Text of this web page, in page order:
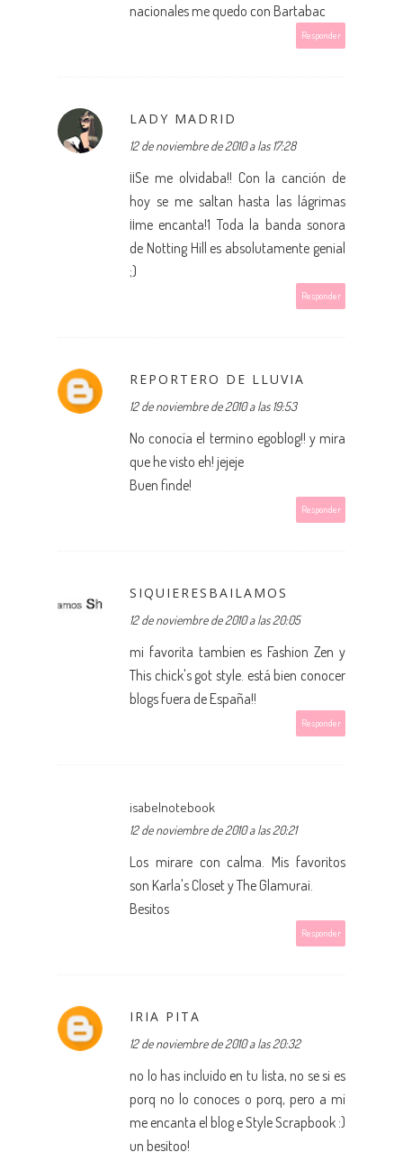
nacionales me quedo con Bartabac
Responder
LADY MADRID
12 de noviembre de 2010 a las 17:28
¡¡Se me olvidaba!! Con la canción de
hoy se me saltan hasta las lágrimas
¡¡me encanta!1 Toda la banda sonora
de Notting Hill es absolutamente genial
;)
Responder
REPORTERO DE LLUVIA
12 de noviembre de 2010 a las 19:53
No conocía el termino egoblog!! y mira
que he visto eh! jejeje
Buen finde!
Responder
SIQUIERESBAILAMOS
12 de noviembre de 2010 a las 20:05
mi favorita tambien es Fashion Zen y
This chick's got style. está bien conocer
blogs fuera de España!!
Responder
isabelnotebook
12 de noviembre de 2010 a las 20:21
Los mirare con calma. Mis favoritos
son Karla's Closet y The Glamurai.
Besitos
Responder
IRIA PITA
12 de noviembre de 2010 a las 20:32
no lo has incluido en tu lista, no se si es
porq no lo conoces o porq, pero a mi
me encanta el blog e Style Scrapbook :)
un besitoo!